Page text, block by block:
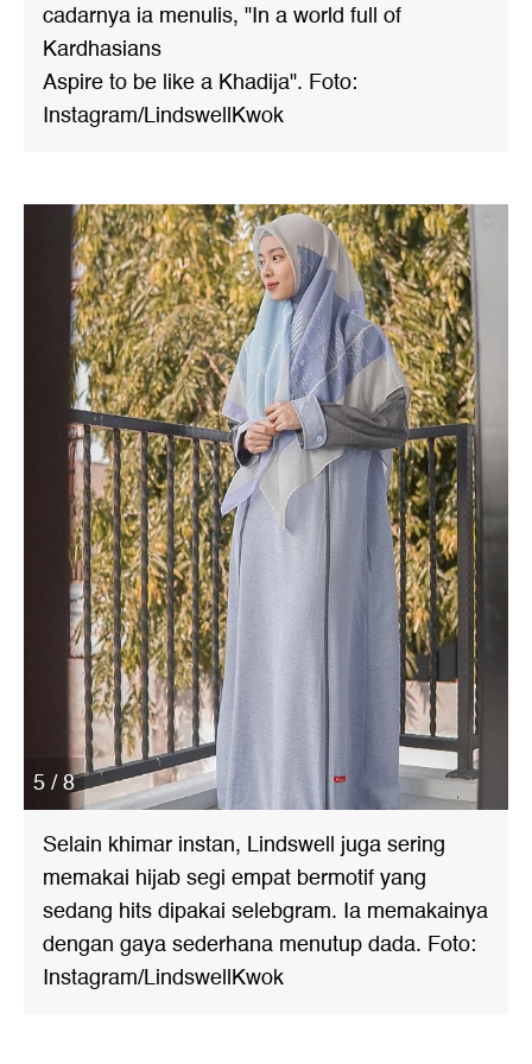
cadarnya ia menulis, "In a world full of
Kardhasians
Aspire to be like a Khadija". Foto:
Instagram/LindswellKwok
5 / 8
Selain khimar instan, Lindswell juga sering
memakai hijab segi empat bermotif yang
sedang hits dipakai selebgram. Ia memakainya
dengan gaya sederhana menutup dada. Foto:
Instagram/LindswellKwok